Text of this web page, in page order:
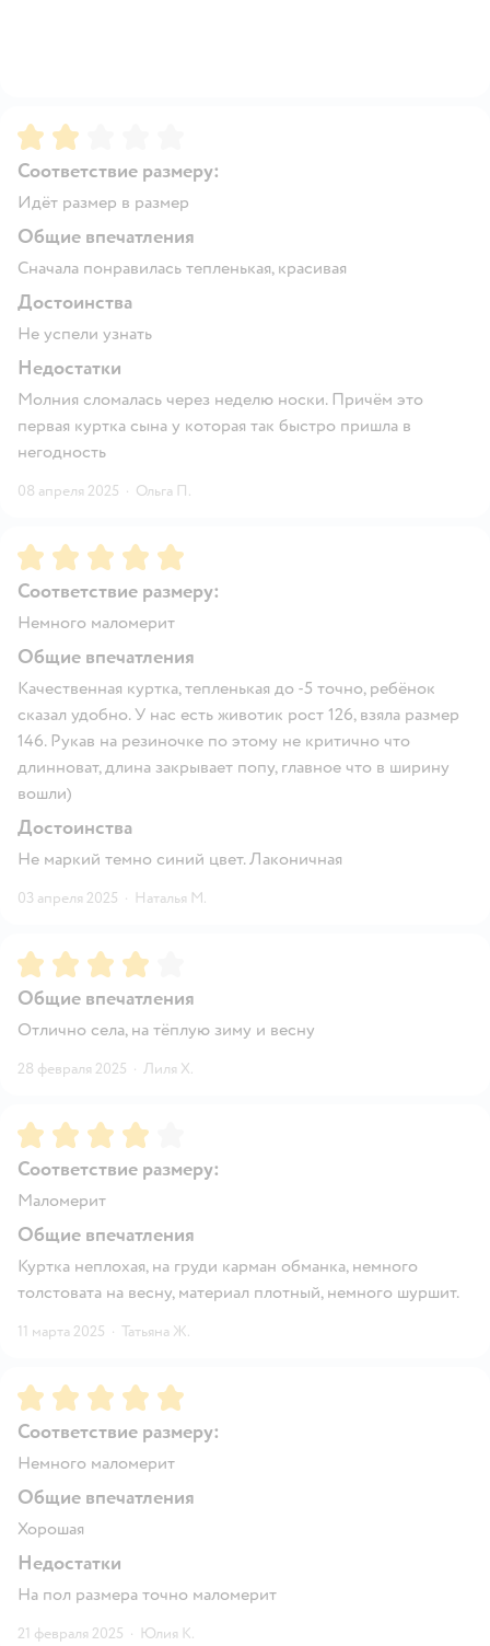
Рейтинг:
Соответствие размеру:
Идёт размер в размер
Общие впечатления
Сначала понравилась тепленькая, красивая
Достоинства
Не успели узнать
Недостатки
Молния сломалась через неделю носки. Причём это
первая куртка сына у которая так быстро пришла в
негодность
08 апреля 2025 · Ольга П.
Рейтинг:5
Соответствие размеру:
Немного маломерит
Общие впечатления
Качественная куртка, тепленькая до -5 точно, ребёнок
сказал удобно. У нас есть животик рост 126, взяла размер
146. Рукав на резиночке по этому не критично что
длинноват, длина закрывает попу, главное что в ширину
вошли)
Достоинства
Не маркий темно синий цвет. Лаконичная
03 апреля 2025 · Наталья М.
Рейтинг:4
Общие впечатления
Отлично села, на тёплую зиму и весну
28 февраля 2025 · Лиля Х.
Рейтинг:4
Соответствие размеру:
Маломерит
Общие впечатления
Куртка неплохая, на груди карман обманка, немного
толстовата на весну, материал плотный, немного шуршит.
11 марта 2025 · Татьяна Ж.
Рейтинг:5
Соответствие размеру:
Немного маломерит
Общие впечатления
Хорошая
Недостатки
На пол размера точно маломерит
21 февраля 2025 · Юлия К.